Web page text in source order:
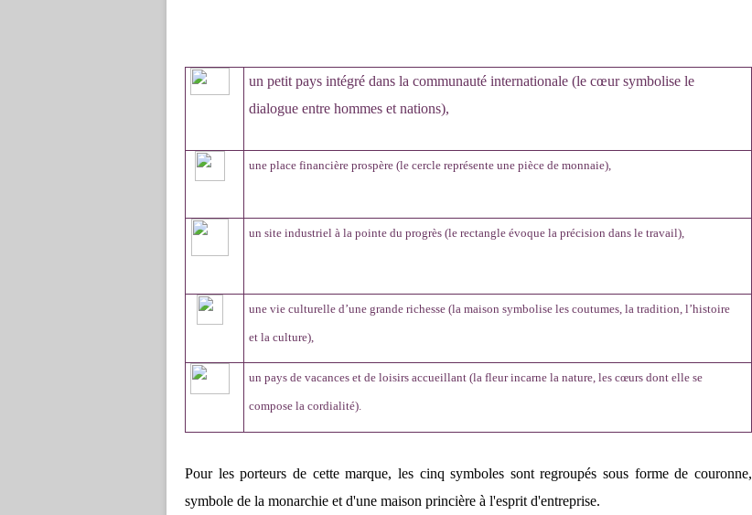
un petit pays intégré dans la communauté internationale (le cœur symbolise le
dialogue entre hommes et nations),
une place financière prospère (le cercle représente une pièce de monnaie),
un site industriel à la pointe du progrès (le rectangle évoque la précision dans le travail),
une vie culturelle d’une grande richesse (la maison symbolise les coutumes, la tradition, l’histoire
et la culture),
un pays de vacances et de loisirs accueillant (la fleur incarne la nature, les cœurs dont elle se
compose la cordialité).
Pour les porteurs de cette marque, les cinq symboles sont regroupés sous forme de couronne,
symbole de la monarchie et d'une maison princière à l'esprit d'entreprise.